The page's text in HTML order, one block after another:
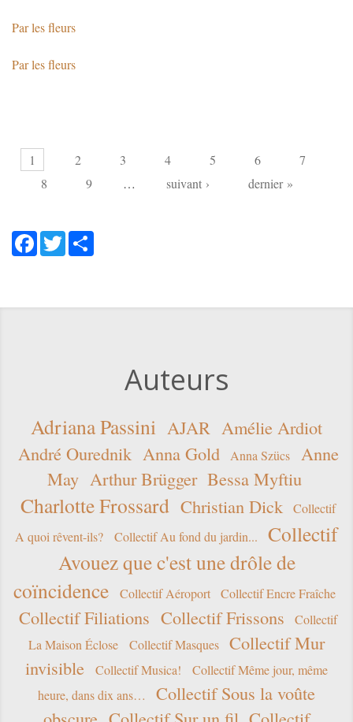
Par les fleurs
Par les fleurs
1 2 3 4 5 6
7
8
9 … suivant › dernier »
Facebook
Twitter
Auteurs
Adriana Passini AJAR Amélie Ardiot
André Ourednik Anna Gold Anna Szücs
Anne
May Arthur Brügger Bessa Myftiu
Charlotte Frossard Christian Dick
Collectif
A quoi rêvent-ils?
Collectif Au fond du jardin...
Collectif
Avouez que c'est une drôle de
coïncidence
Collectif Aéroport Collectif Encre Fraîche
Collectif Filiations Collectif Frissons
Collectif
La Maison Éclose
Collectif Masques
Collectif Mur
invisible
Collectif Musica!
Collectif Même jour, même
heure, dans dix ans…
Collectif Sous la voûte